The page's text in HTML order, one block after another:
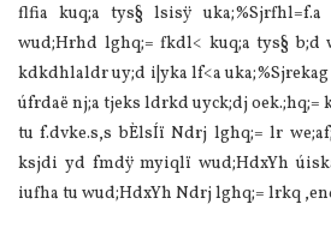
flfia kuq;a tys§ lsisÿ
wud;Hrhd lghq;= fkdl< kuq;a tys§
kdkdhlaldr uy;d i|yka lf<a
úfrdaë nj;a tjeks ldrkd uyck;dj oek.;hq;=
tu f.dvke.s,s bÈlsÍï Ndrj lghq;= lr
ksjdi yd fmdÿ myiqlï wud;HdxYh
iufha tu wud;HdxYh Ndrj lghq;= lrkq